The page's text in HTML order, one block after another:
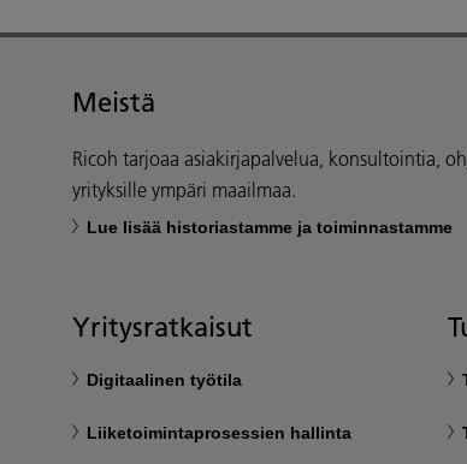
Meistä
Ricoh tarjoaa asiakirjapalvelua, konsultointia,
yrityksille ympäri maailmaa.
Lue lisää historiastamme ja toiminnastamme
Yritysratkaisut
Digitaalinen työtila
Liiketoimintaprosessien hallinta